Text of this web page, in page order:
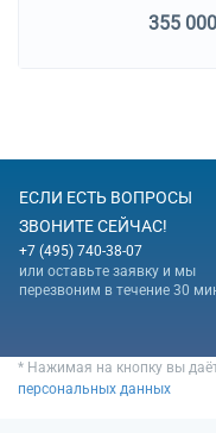
355
ЕСЛИ ЕСТЬ ВОПРОСЫ
ЗВОНИТЕ СЕЙЧАС!
+7 (495) 740-38-07
или оставьте заявку и мы
перезвоним в течение 30
* Нажимая на кнопку вы
персональных данных